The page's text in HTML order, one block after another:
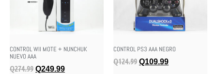
CONTROL WII MOTE + NUNCHUK
NUEVO AAA
Q274.99 Q249.99
CONTROL PS3 AAA NEGRO
Q124.99 Q109.99